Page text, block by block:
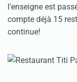
l'enseigne est
compte déjà 15
continue!